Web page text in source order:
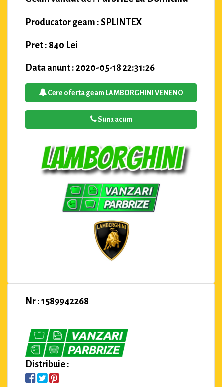
Producator geam : SPLINTEX
Pret : 840 Lei
Data anunt : 2020-05-18 22:31:26
Cere oferta geam LAMBORGHINI VENENO
Suna acum
Nr : 1589942268
Distribuie :